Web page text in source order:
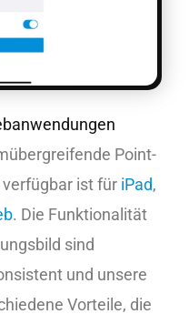
Point-
verfügbar ist für iPad,
. Die Funktionalität
sind
und unsere
Vorteile, die